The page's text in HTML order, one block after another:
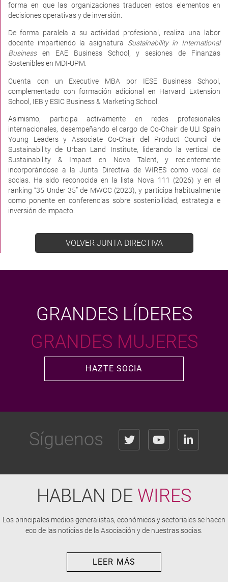
forma en que las organizaciones traducen estos elementos en
decisiones operativas y de inversión.
De forma paralela a su actividad profesional, realiza una labor
docente impartiendo la asignatura Sustainability in International
Businessen EAE Business School, y sesiones de Finanzas
Sostenibles en MDI-UPM.
Cuenta con un Executive MBA por IESE Business School,
complementado con formación adicional en Harvard Extension
School, IEB y ESIC Business & Marketing School.
Asimismo, participa activamente en redes profesionales
internacionales, desempeñando el cargo de Co-Chair de ULI Spain
Young Leaders y Associate Co-Chair del Product Council de
Sustainability de Urban Land Institute, liderando la vertical de
Sustainability & Impact en Nova Talent, y recientemente
incorporándose a la Junta Directiva de WIRES como vocal de
socias. Ha sido reconocida en la lista Nova 111 (2026) y en el
ranking “35 Under 35” de MWCC (2023), y participa habitualmente
como ponente en conferencias sobre sostenibilidad, estrategia e
inversión de impacto.
VOLVER JUNTA DIRECTIVA
GRANDES LÍDERES
GRANDES MUJERES
HAZTE SOCIA
Síguenos
HABLAN DE WIRES
Los principales medios generalistas, económicos y sectoriales se hacen
eco de las noticias de la Asociación y de nuestras socias.
LEER MÁS